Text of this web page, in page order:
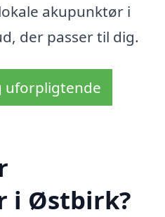
akupunktør i
der passer til dig.
uforpligtende
i Østbirk?